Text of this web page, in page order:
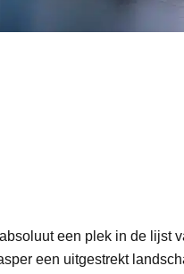
een plek in de lijst
een uitgestrekt